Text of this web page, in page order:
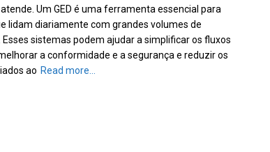
Um GED é uma ferramenta essencial para
lidam diariamente com grandes volumes de
sistemas podem ajudar a simplificar os fluxos
a conformidade e a segurança e reduzir os
ao Read more…